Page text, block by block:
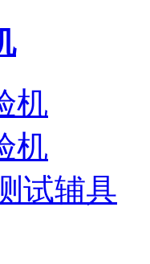
机
机
试辅具